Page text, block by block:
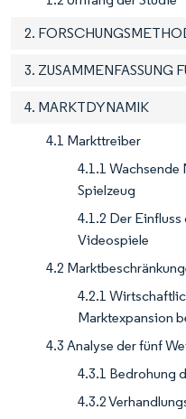
2.
3. ZUSAMMENFASSUNG
4. MARKTDYNAMIK
4.1 Markttreiber
4.1.1 Wachsende
Spielzeug
4.1.2 Der
Videospiele
4.2
4.2.1
Marktexpansion
4.3 Analyse der fünf
4.3.1 Bedrohung
4.3.2